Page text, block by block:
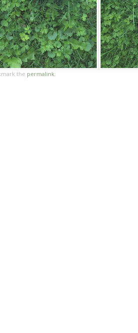
the permalink